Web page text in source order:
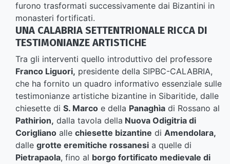
furono trasformati successivamente dai Bizantini in
monasteri fortificati.
UNA CALABRIA SETTENTRIONALE RICCA DI
TESTIMONIANZE ARTISTICHE
Tra gli interventi quello introduttivo del professore
Franco Liguori, presidente della SIPBC-CALABRIA,
che ha fornito un quadro informativo essenziale sulle
testimonianze artistiche bizantine in Sibaritide, dalle
chiesette di S. Marco e della Panaghìa di Rossano al
Pathirion, dalla tavola della Nuova Odigitria di
Corigliano alle chiesette bizantine di Amendolara,
dalle grotte eremitiche rossanesi a quelle di
Pietrapaola, fino al borgo fortificato medievale di